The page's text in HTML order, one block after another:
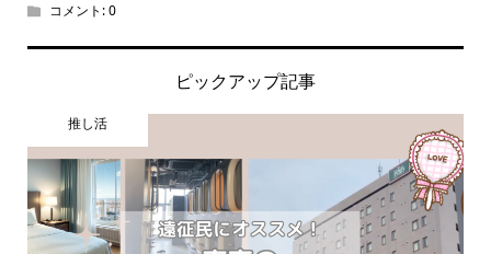
コメント:0
ピックアップ記事
推し活